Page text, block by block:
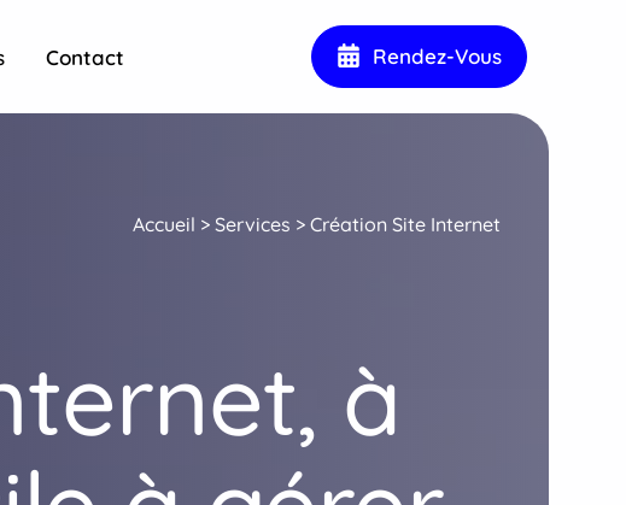
Contact Rendez-Vous
Accueil > Services > Création Site Internet
à